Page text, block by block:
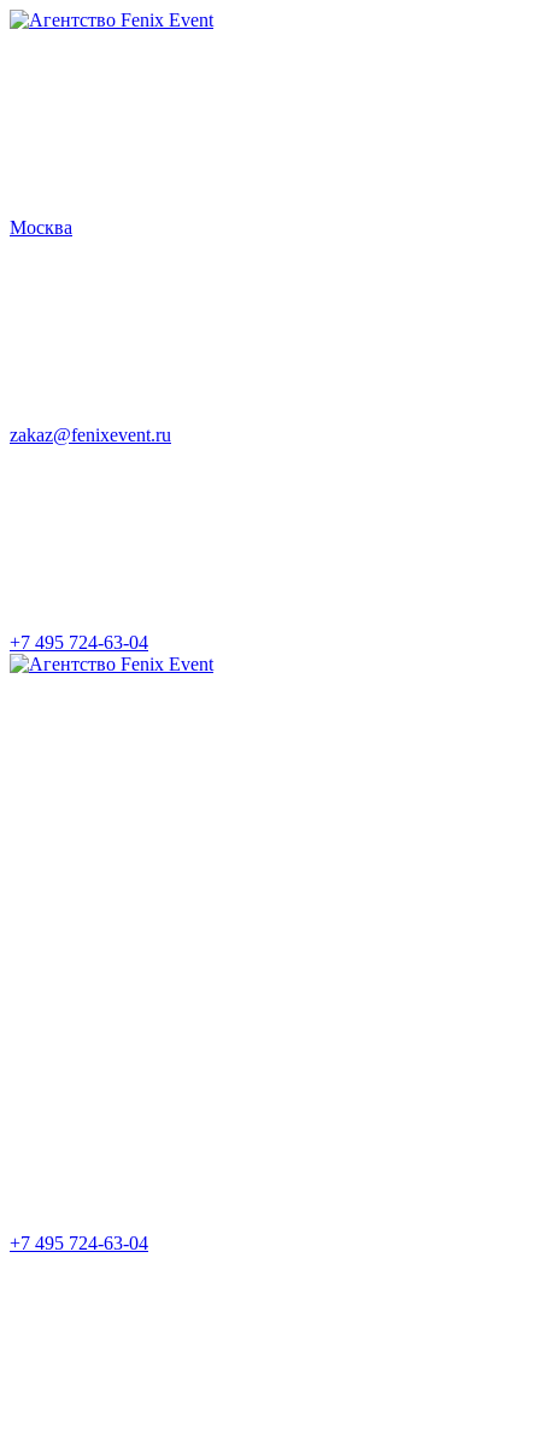
Агентство
Москва
zakaz@fenixevent.ru
+7 495 724-63-04
Агентство
+7 495 724-63-04